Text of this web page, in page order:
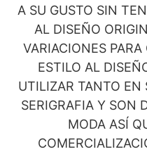
A SU GUSTO SIN
AL DISEÑO
VARIACIONES
ESTILO AL
UTILIZAR TANTO EN
SERIGRAFIA Y SON
MODA ASÍ